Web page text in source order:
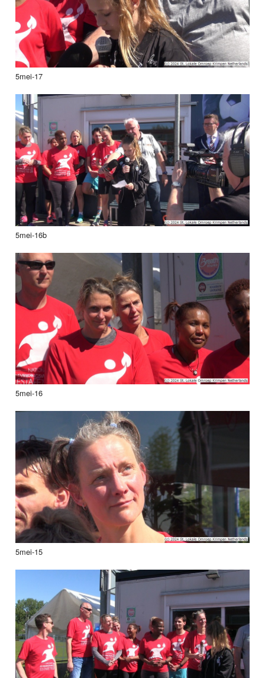
5mei-17
5mei-16b
5mei-16
5mei-15